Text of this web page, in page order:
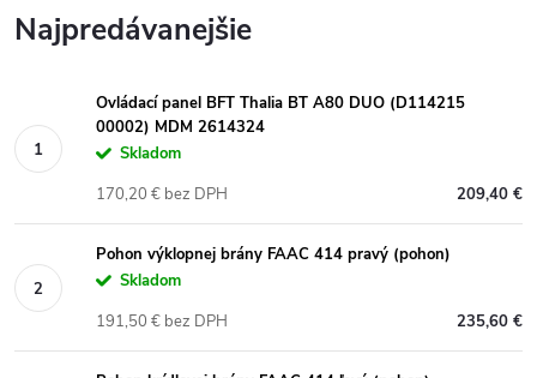
Najpredávanejšie
Ovládací panel BFT Thalia BT A80 DUO (D114215
00002) MDM 2614324
Skladom
209,40 €
170,20 € bez DPH
Pohon výklopnej brány FAAC 414 pravý (pohon)
Skladom
235,60 €
191,50 € bez DPH